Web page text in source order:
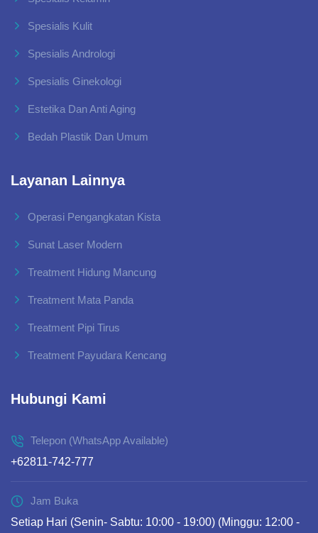
Spesialis Kulit
Spesialis Andrologi
Spesialis Ginekologi
Estetika Dan Anti Aging
Bedah Plastik Dan Umum
Layanan Lainnya
Operasi Pengangkatan Kista
Sunat Laser Modern
Treatment Hidung Mancung
Treatment Mata Panda
Treatment Pipi Tirus
Treatment Payudara Kencang
Hubungi Kami
Telepon (WhatsApp Available)
+62811-742-777
Jam Buka
Setiap Hari (Senin- Sabtu: 10:00 - 19:00) (Minggu: 12:00 -